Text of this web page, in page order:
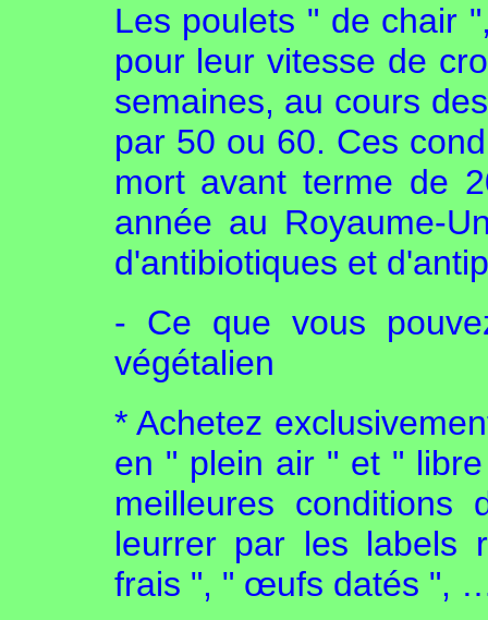
Les poulets " de chair
pour leur vitesse de
semaines, au cours
par 50 ou 60. Ces
mort avant terme de
année au Royaume-
d'antibiotiques et
- Ce que vous
végétalien
* Achetez
en " plein air " et "
meilleures
leurrer par les
frais ", " œufs datés ",